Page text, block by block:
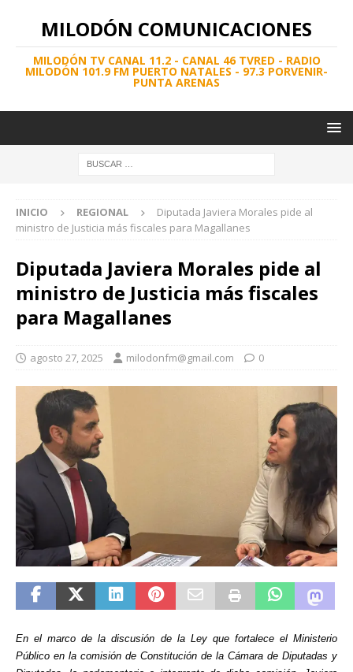
MILODÓN COMUNICACIONES
MILODÓN TV CANAL 11.2 - CANAL 46 TVRED - RADIO
MILODÓN 101.9 FM PUERTO NATALES - 97.3 PORVENIR-
PUNTA ARENAS
INICIO REGIONAL
Diputada Javiera Morales pide al
ministro de Justicia más fiscales para Magallanes
Diputada Javiera Morales pide al
ministro de Justicia más fiscales
para Magallanes
agosto 27, 2025 milodonfm@gmail.com 0
En el marco de la discusión de la Ley que fortalece el Ministerio
Público en la comisión de Constitución de la Cámara de Diputadas y